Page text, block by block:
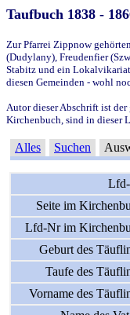
Taufbuch 1838 -
Zur Pfarrei Zippnow
(Dudylany), Freudenfier
Stabitz und ein Lokalvikariat
diesen Gemeinden - wohl
Autor dieser Abschrift ist
Kirchenbuch, sind in dieser
Alles Suchen
Seite im
Lfd-Nr im
Geburt des
Taufe des
Vorname des